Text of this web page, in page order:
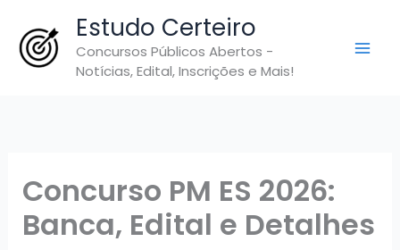
para
Estudo Certeiro
Concursos Públicos Abertos -
Notícias, Edital, Inscrições e Mais!
Concurso PM ES 2026:
Banca, Edital e Detalhes